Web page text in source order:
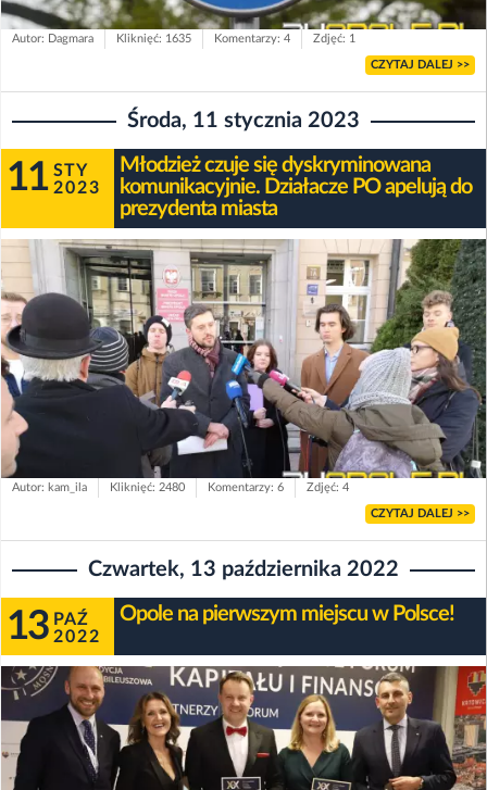
Autor: Dagmara Kliknięć: 1635 Komentarzy: 4 Zdjęć: 1
CZYTAJ DALEJ >>
Środa, 11 stycznia 2023
11 STY
2023
Młodzież czuje się dyskryminowana
komunikacyjnie. Działacze PO apelują do
prezydenta miasta
Autor: kam_ila Kliknięć: 2480 Komentarzy: 6 Zdjęć: 4
CZYTAJ DALEJ >>
Czwartek, 13 października 2022
13 PAŹ
2022
Opole na pierwszym miejscu w Polsce!